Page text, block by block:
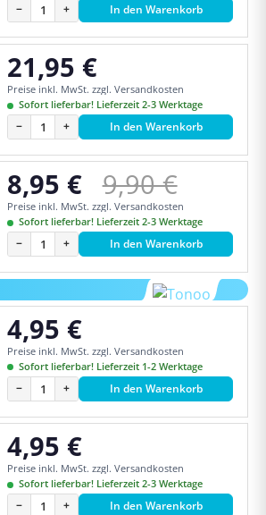
− + In den Warenkorb
Regulärer Preis:
21,95 €
Preise inkl. MwSt. zzgl. Versandkosten
Sofort lieferbar! Lieferzeit 2-3 Werktage
− + In den Warenkorb
Verkaufspreis:
8,95 € Regulärer
9,90 €
Preise inkl. MwSt. zzgl. Versandkosten
Sofort lieferbar! Lieferzeit 2-3 Werktage
− + In den Warenkorb
Regulärer Preis:
4,95 €
Preise inkl. MwSt. zzgl. Versandkosten
Sofort lieferbar! Lieferzeit 1-2 Werktage
− + In den Warenkorb
Regulärer Preis:
4,95 €
Preise inkl. MwSt. zzgl. Versandkosten
Sofort lieferbar! Lieferzeit 2-3 Werktage
− + In den Warenkorb